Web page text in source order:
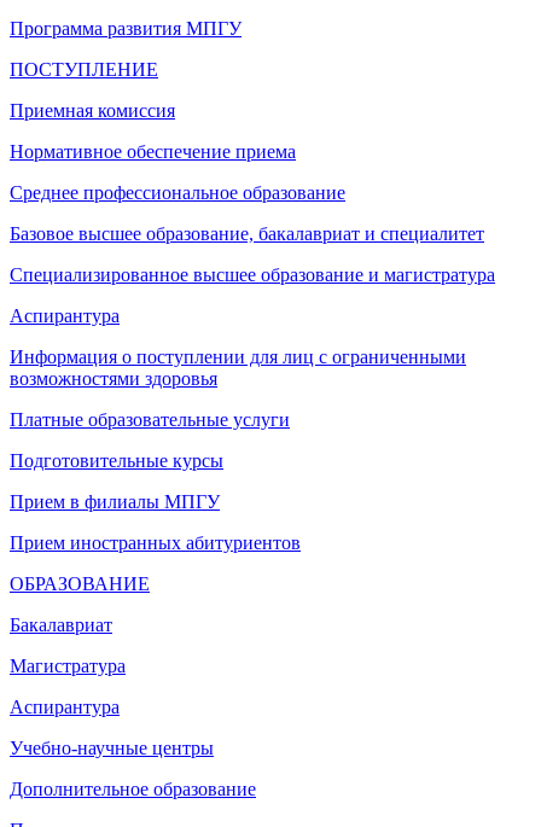
Программа развития МПГУ
ПОСТУПЛЕНИЕ
Приемная комиссия
Нормативное обеспечение приема
Среднее профессиональное образование
Базовое высшее образование, бакалавриат и специалитет
Специализированное высшее образование и магистратура
Аспирантура
Информация о поступлении для лиц с ограниченными
возможностями здоровья
Платные образовательные услуги
Подготовительные курсы
Прием в филиалы МПГУ
Прием иностранных абитуриентов
ОБРАЗОВАНИЕ
Бакалавриат
Магистратура
Аспирантура
Учебно-научные центры
Дополнительное образование